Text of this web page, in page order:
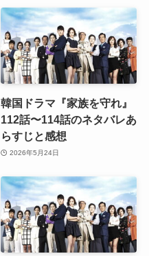
韓国ドラマ『家族を守れ』
112話〜114話のネタバレあ
らすじと感想
2026年5月24日